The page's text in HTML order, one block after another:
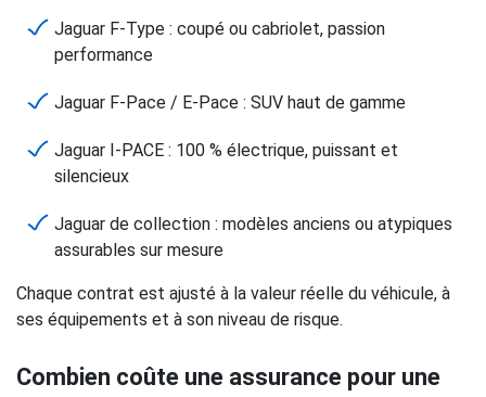
Jaguar F-Type : coupé ou cabriolet, passion
performance
Jaguar F-Pace / E-Pace : SUV haut de gamme
Jaguar I-PACE : 100 % électrique, puissant et
silencieux
Jaguar de collection : modèles anciens ou atypiques
assurables sur mesure
Chaque contrat est ajusté à la valeur réelle du véhicule, à
ses équipements et à son niveau de risque.
Combien coûte une assurance pour une